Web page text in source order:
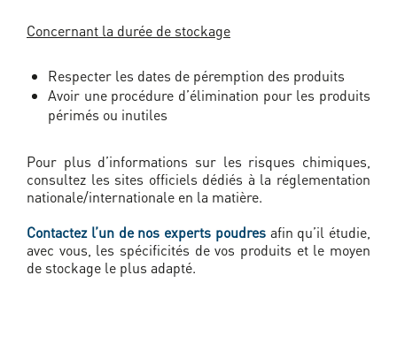
Concernant la durée de stockage
Respecter les dates de péremption des produits
Avoir une procédure d’élimination pour les produits
périmés ou inutiles
Pour plus d’informations sur les risques chimiques,
consultez les sites officiels dédiés à la réglementation
nationale/internationale en la matière.
Contactez l’un de nos experts poudresafin qu’il étudie,
avec vous, les spécificités de vos produits et le moyen
de stockage le plus adapté.